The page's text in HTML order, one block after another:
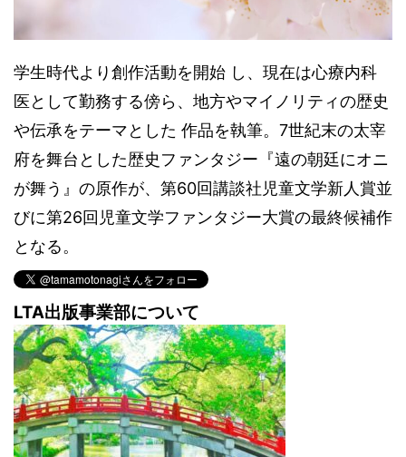
学生時代より創作活動を開始 し、現在は心療内科
医として勤務する傍ら、地方やマイノリティの歴史
や伝承をテーマとした 作品を執筆。7世紀末の太宰
府を舞台とした歴史ファンタジー『遠の朝廷にオニ
が舞う』の原作が、第60回講談社児童文学新人賞並
びに第26回児童文学ファンタジー大賞の最終候補作
となる。
LTA出版事業部について